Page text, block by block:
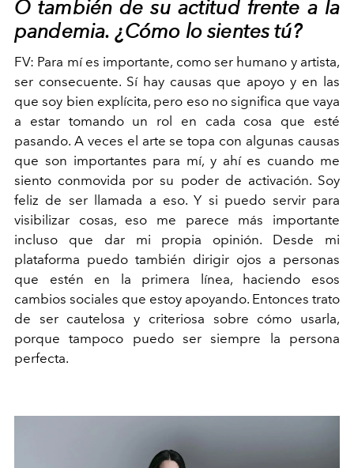
O también de su actitud frente a la
pandemia. ¿Cómo lo sientes tú?
FV: Para mí es importante, como ser humano y artista,
ser consecuente. Sí hay causas que apoyo y en las
que soy bien explícita, pero eso no significa que vaya
a estar tomando un rol en cada cosa que esté
pasando. A veces el arte se topa con algunas causas
que son importantes para mí, y ahí es cuando me
siento conmovida por su poder de activación. Soy
feliz de ser llamada a eso. Y si puedo servir para
visibilizar cosas, eso me parece más importante
incluso que dar mi propia opinión. Desde mi
plataforma puedo también dirigir ojos a personas
que estén en la primera línea, haciendo esos
cambios sociales que estoy apoyando. Entonces trato
de ser cautelosa y criteriosa sobre cómo usarla,
porque tampoco puedo ser siempre la persona
perfecta.